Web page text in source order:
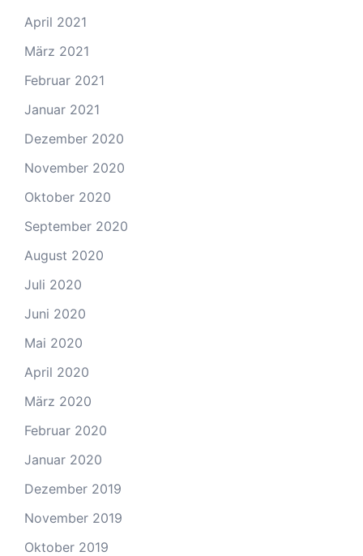
April 2021
März 2021
Februar 2021
Januar 2021
Dezember 2020
November 2020
Oktober 2020
September 2020
August 2020
Juli 2020
Juni 2020
Mai 2020
April 2020
März 2020
Februar 2020
Januar 2020
Dezember 2019
November 2019
Oktober 2019